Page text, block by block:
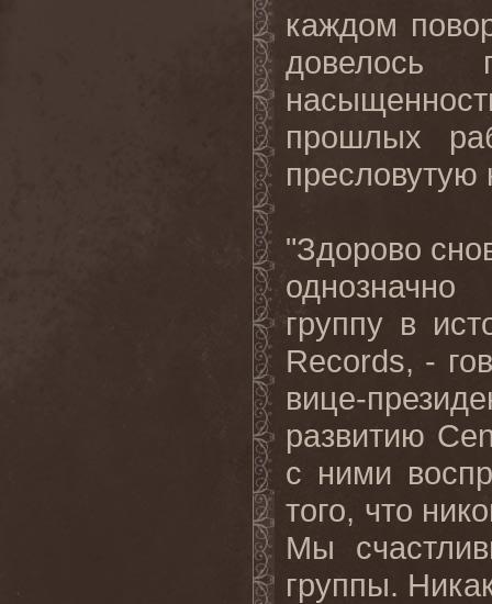
каждом
довелось
прошлых
пресловутую
"Здорово
группу в
Records, -
вице-
развитию
с ними
того, что
Мы
группы.